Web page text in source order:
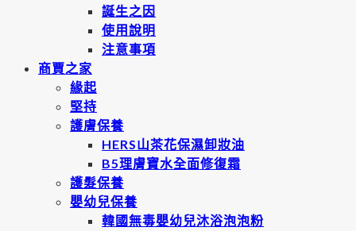
誕生之因
使用說明
注意事項
商賈之家
緣起
堅持
護膚保養
HERS山茶花保濕卸妝油
B5理膚寶水全面修復霜
護髮保養
嬰幼兒保養
韓國無毒嬰幼兒沐浴泡泡粉